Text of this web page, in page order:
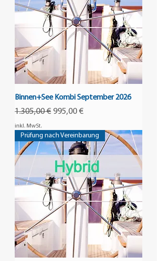
Binnen+See Kombi September 2026
Standardpreis
1.305,00 € Sale-Preis
995,00 €
inkl. MwSt.
Prüfung nach Vereinbarung